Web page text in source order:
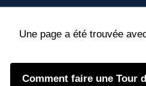
Une page a été trouvée
Comment faire une Tour